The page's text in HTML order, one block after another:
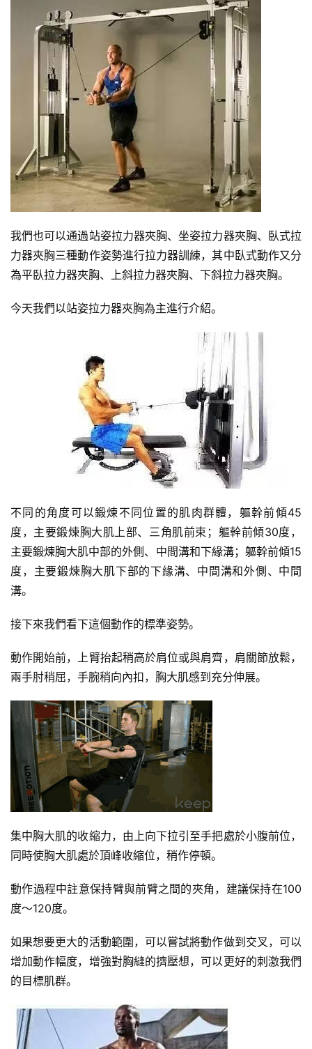
動
訓
心
得
量
健
身
視
頻
我們也可以通過站姿拉力器夾胸、坐姿拉力器夾胸、臥式拉
力器夾胸三種動作姿勢進行拉力器訓練，其中臥式動作又分
為平臥拉力器夾胸、上斜拉力器夾胸、下斜拉力器夾胸。
今天我們以站姿拉力器夾胸為主進行介紹。
不同的角度可以鍛煉不同位置的肌肉群體，軀幹前傾45
度，主要鍛煉胸大肌上部、三角肌前束；軀幹前傾30度，
主要鍛煉胸大肌中部的外側、中間溝和下緣溝；軀幹前傾15
度，主要鍛煉胸大肌下部的下緣溝、中間溝和外側、中間
溝。
接下來我們看下這個動作的標準姿勢。
動作開始前，上臂抬起稍高於肩位或與肩齊，肩關節放鬆，
兩手肘稍屈，手腕稍向內扣，胸大肌感到充分伸展。
集中胸大肌的收縮力，由上向下拉引至手把處於小腹前位，
同時使胸大肌處於頂峰收縮位，稍作停頓。
動作過程中註意保持臂與前臂之間的夾角，建議保持在100
度～120度。
如果想要更大的活動範圍，可以嘗試將動作做到交叉，可以
增加動作幅度，增強對胸縫的擠壓想，可以更好的刺激我們
的目標肌群。